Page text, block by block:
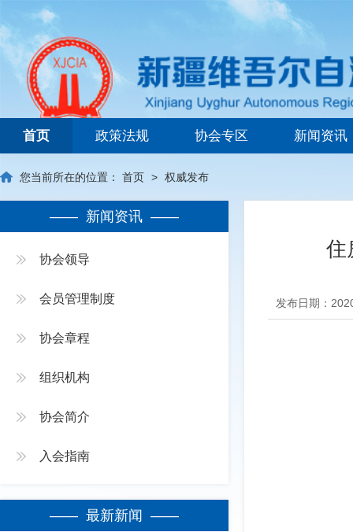
新疆维吾尔自治区建筑业协会
首页 政策法规 协会专区 新闻资讯
您当前所在的位置： 首页 > 权威发布
—— 新闻资讯 ——
协会领导
会员管理制度
协会章程
组织机构
协会简介
入会指南
—— 最新新闻 ——
住
发布日期：